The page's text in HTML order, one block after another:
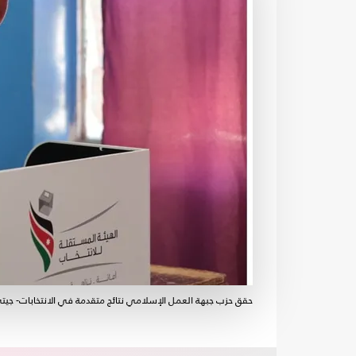
حقق حزب جبهة العمل الإسلامي نتائج متقدمة في الانتخابات-